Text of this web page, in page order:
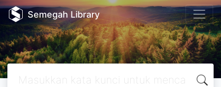
Semegah Library